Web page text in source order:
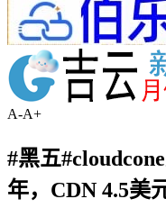
A-A+
#黑五
年，CDN 4.5美